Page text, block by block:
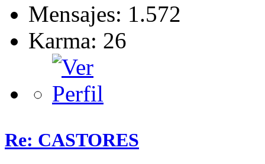
Mensajes: 1.572
Karma: 26
Re: CASTORES